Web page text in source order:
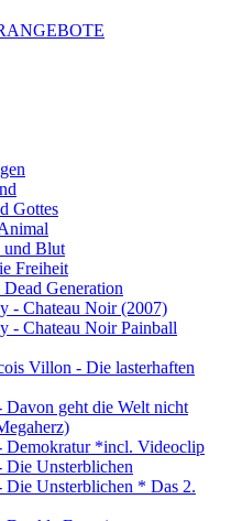
Gottes
und Blut
Freiheit
Generation
- Chateau Noir (2007)
- Chateau Noir Painball
Villon - Die lasterhaften
Davon geht die Welt nicht
Demokratur *incl. Videoclip
Die Unsterblichen
Die Unsterblichen * Das 2.